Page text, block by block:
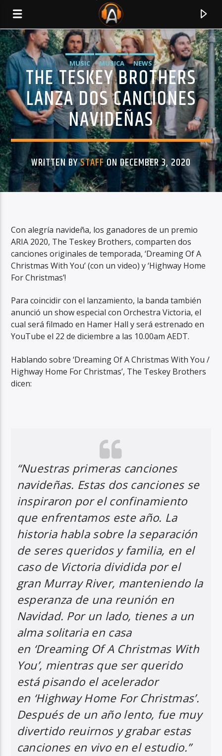
CURRENT TRACK
MUSIC MUSICA NEWS
THE TESKEY BROTHERS
LANZA DOS CANCIONES
NAVIDEÑAS
WRITTEN BYSTAFFON DECEMBER 3, 2020
Con alegría navideña, los ganadores de un premio
ARIA 2020, The Teskey Brothers, comparten dos
canciones originales de temporada, ‘Dreaming Of A
Christmas With You’ (con un video) y ‘Highway Home
For Christmas’!
Para coincidir con el lanzamiento, la banda también
anunció un show especial con Orchestra Victoria, el
cual será filmado en Hamer Hall y será estrenado en
YouTube el 22 de diciembre a las 10.00am AEDT.
Hablando sobre ‘Dreaming Of A Christmas With You /
Highway Home For Christmas’, The Teskey Brothers
dicen:
“Nuestras primeras canciones
navideñas. Estas dos canciones se
inspiraron por el confinamiento
que enfrentamos este año. La
historia habla sobre la separación
de seres queridos y familia, en el
caso de Victoria dividida por el
gran Murray River, manteniendo la
esperanza de una reunión en
Navidad. Por un lado, tienes a un
alma solitaria en casa
en ‘Dreaming Of A Christmas With
You’, mientras que ser querido
está pisando el acelerador
en ‘Highway Home For Christmas’.
Después de un año lento, fue muy
divertido reuirnos y grabar estas
canciones en vivo en el estudio.”